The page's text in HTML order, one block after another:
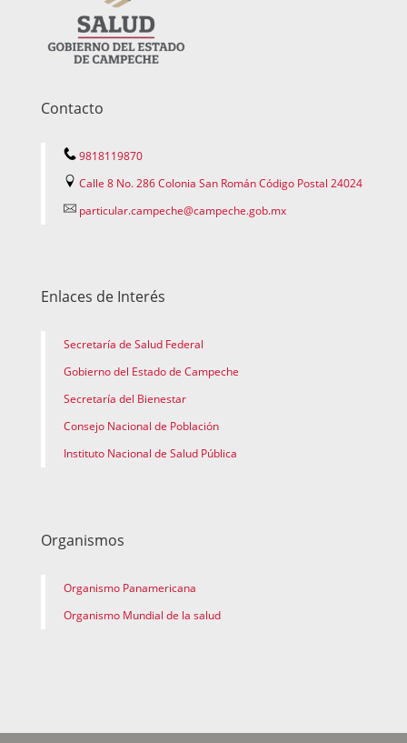
Contacto
9818119870
Calle 8 No. 286 Colonia San Román Código Postal 24024
particular.campeche@campeche.gob.mx
Enlaces de Interés
Secretaría de Salud Federal
Gobierno del Estado de Campeche
Secretaría del Bienestar
Consejo Nacional de Población
Instituto Nacional de Salud Pública
Organismos
Organismo Panamericana
Organismo Mundial de la salud